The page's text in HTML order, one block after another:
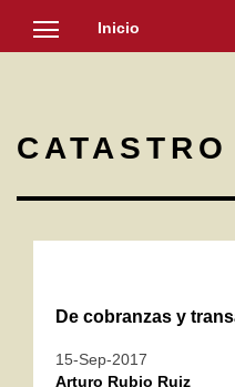
Inicio
SOCIEDAD
NOTICIAS
De cobranzas y
15-Sep-2017
Arturo Rubio Ruiz